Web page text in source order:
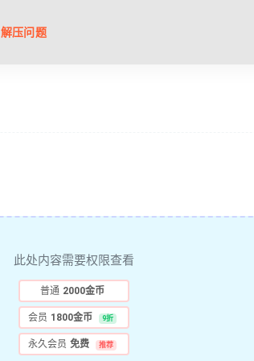
解压问题
此处内容需要权限查看
普通 2000金币
会员 1800金币 9折
永久会员 免费 推荐